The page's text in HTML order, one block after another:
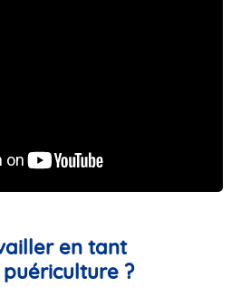
en tant
?